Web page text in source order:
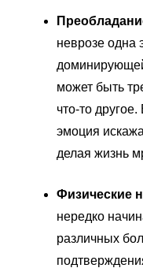
неврозе одна
может быть
что-то
эмоция
делая жизнь
Физические
нередко
различных